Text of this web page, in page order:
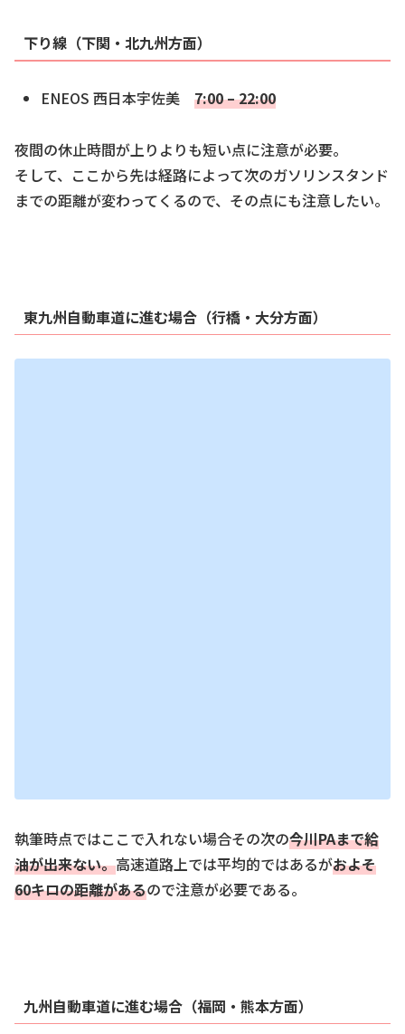
下り線（下関・北九州方面）
ENEOS 西日本宇佐美7:00 – 22:00
夜間の休止時間が上りよりも短い点に注意が必要。
そして、ここから先は経路によって次のガソリンスタンド
までの距離が変わってくるので、その点にも注意したい。
東九州自動車道に進む場合（行橋・大分方面）
執筆時点ではここで入れない場合その次の今川PAまで給
油が出来ない。高速道路上では平均的ではあるがおよそ
60キロの距離があるので注意が必要である。
九州自動車道に進む場合（福岡・熊本方面）